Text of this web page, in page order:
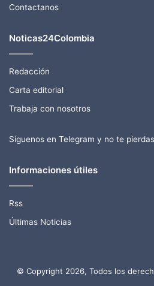
Contactanos
Noticas24Colombia
Redacción
Carta editorial
Trabaja con nosotros
Síguenos en Telegram y no te
Informaciones útiles
Rss
Últimas Noticias
© Copyright 2026, Todos los